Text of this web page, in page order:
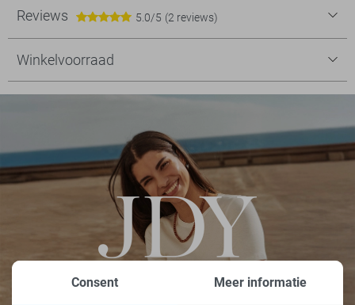
Reviews 5.0/5 (2 reviews)
Winkelvoorraad
Consent Meer informatie